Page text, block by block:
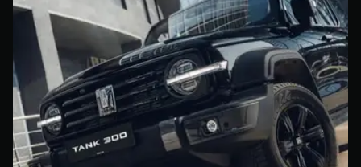
TANK Финансы
Корпоративным клиентам
TANK ФИНАНСЫ
TANK Кредит
TANK Лизинг
Сервис
Специальные предложения
Моторные масла
ЦИФРОВЫЕ СЕРВИСЫ TANK
Цифровые сервисы TANK